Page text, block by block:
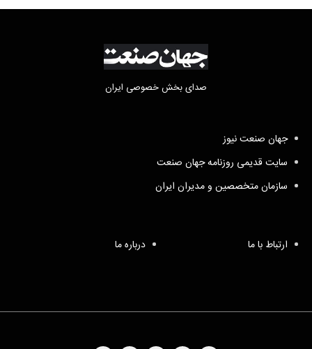
صدای بخش خصوصی ایران
جهان صنعت نیوز
سایت قدیمی روزنامه جهان صنعت
سازمان متخصصین و مدیران ایران
ارتباط با ما درباره ما